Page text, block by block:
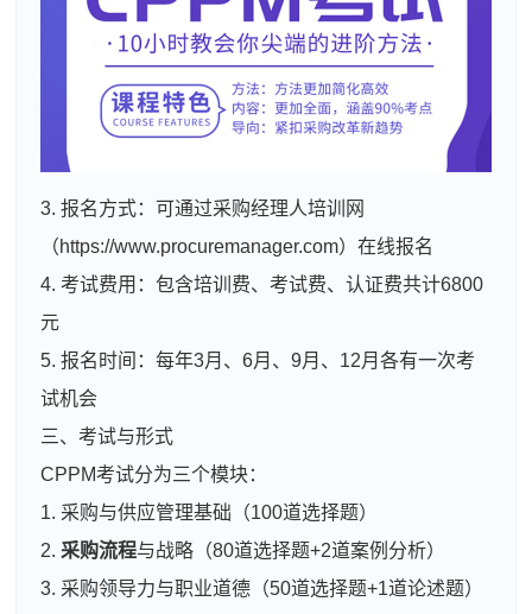
3. 报名方式：可通过采购经理人培训网
（https://www.procuremanager.com）在线报名
4. 考试费用：包含培训费、考试费、认证费共计6800
元
5. 报名时间：每年3月、6月、9月、12月各有一次考
试机会
三、考试与形式
CPPM考试分为三个模块：
1. 采购与供应管理基础（100道选择题）
2. 采购流程与战略（80道选择题+2道案例分析）
3. 采购领导力与职业道德（50道选择题+1道论述题）